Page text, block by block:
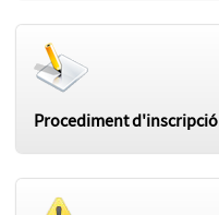
Procediment d'inscripció